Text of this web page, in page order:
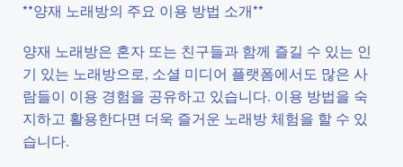
**양재 노래방의 주요 이용 방법 소개**
양재 노래방은 혼자 또는 친구들과 함께 즐길 수 있는 인
기 있는 노래방으로, 소셜 미디어 플랫폼에서도 많은 사
람들이 이용 경험을 공유하고 있습니다. 이용 방법을 숙
지하고 활용한다면 더욱 즐거운 노래방 체험을 할 수 있
습니다.